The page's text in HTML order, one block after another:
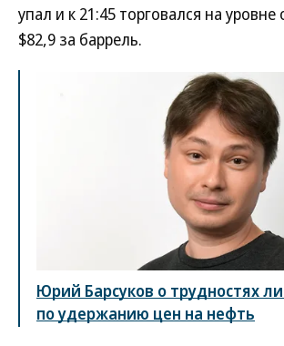
упал и к 21:45 торговался на уровне
$82,9 за баррель.
Юрий Барсуков о трудностях
по удержанию цен на нефть